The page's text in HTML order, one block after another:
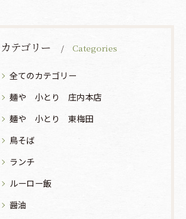
カテゴリー Categories
全てのカテゴリー
麺や 小とり 庄内本店
麺や 小とり 東梅田
鳥そば
ランチ
ルーロー飯
醤油